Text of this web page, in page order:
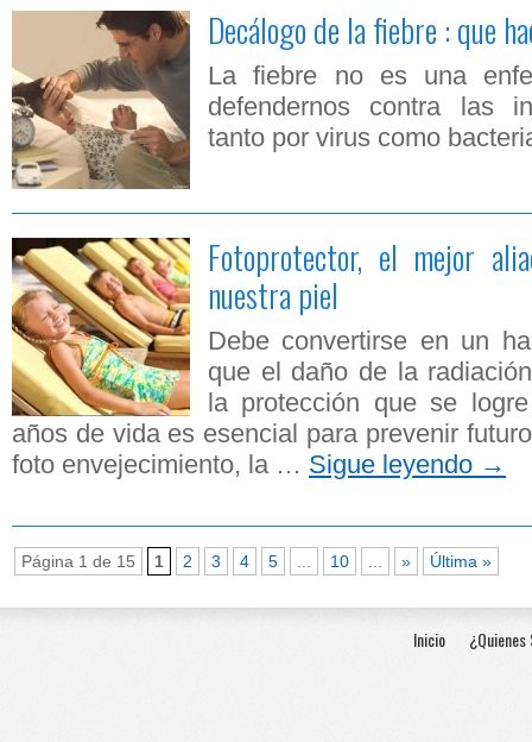
Decálogo de la fiebre : que
La fiebre no es una
defendernos contra las
tanto por virus como
Fotoprotector, el mejor
nuestra piel
Debe convertirse en un
que el daño de la
la protección que se
años de vida es esencial para prevenir
foto envejecimiento, la … Sigue leyendo →
Página 1 de 15 1 2 3 4 5 10 » Última »
Inicio